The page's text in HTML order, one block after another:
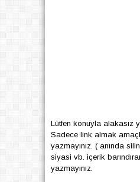
Lütfen konuyla alakasız
Sadece link almak
yazmayınız. ( anında
siyasi vb. içerik
yazmayınız.